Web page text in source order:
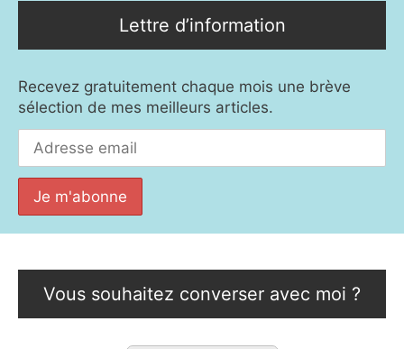
Lettre d’information
Recevez gratuitement chaque mois une brève
sélection de mes meilleurs articles.
Vous souhaitez converser avec moi ?